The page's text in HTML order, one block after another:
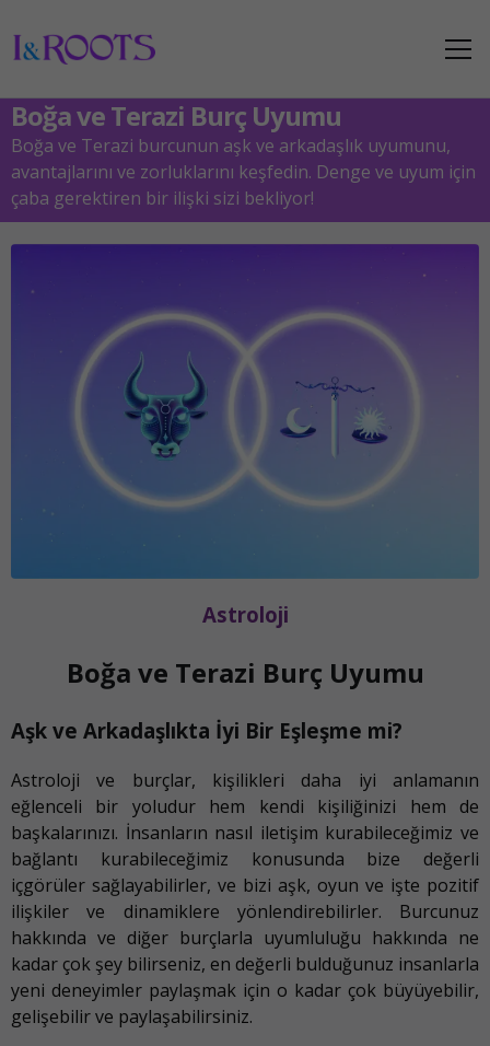
Boğa ve Terazi Burç Uyumu
Boğa ve Terazi burcunun aşk ve arkadaşlık uyumunu,
avantajlarını ve zorluklarını keşfedin. Denge ve uyum için
çaba gerektiren bir ilişki sizi bekliyor!
Astroloji
Boğa ve Terazi Burç Uyumu
Aşk ve Arkadaşlıkta İyi Bir Eşleşme mi?
Astroloji ve burçlar, kişilikleri daha iyi anlamanın
eğlenceli bir yoludur hem kendi kişiliğinizi hem de
başkalarınızı. İnsanların nasıl iletişim kurabileceğimiz ve
bağlantı kurabileceğimiz konusunda bize değerli
içgörüler sağlayabilirler, ve bizi aşk, oyun ve işte pozitif
ilişkiler ve dinamiklere yönlendirebilirler. Burcunuz
hakkında ve diğer burçlarla uyumluluğu hakkında ne
kadar çok şey bilirseniz, en değerli bulduğunuz insanlarla
yeni deneyimler paylaşmak için o kadar çok büyüyebilir,
gelişebilir ve paylaşabilirsiniz.